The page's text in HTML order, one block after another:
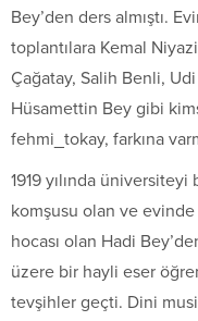
Bey’den ders almıştı.
toplantılara Kemal
Çağatay, Salih Benli,
Hüsamettin Bey gibi
fehmi_tokay, farkına
1919 yılında
komşusu olan ve evinde
hocası olan Hadi
üzere bir hayli eser
tevşihler geçti. Dini